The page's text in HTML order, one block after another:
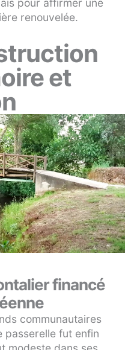
pour affirmer une
renouvelée.
et
financé
communautaires
passerelle fut enfin